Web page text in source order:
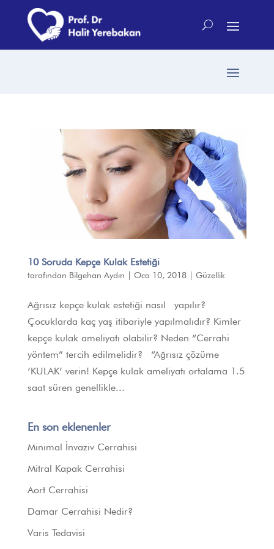
10 Soruda Kepçe Kulak Estetiği
tarafından Bilgehan Aydın Oca 10, 2018| Güzellik
Ağrısız kepçe kulak estetiği nasıl yapılır?
Çocuklarda kaç yaş itibariyle yapılmalıdır? Kimler
kepçe kulak ameliyatı olabilir? Neden “Cerrahi
yöntem” tercih edilmelidir? “Ağrısız çözüme
‘KULAK’ verin! Kepçe kulak ameliyatı ortalama 1.5
saat süren genellikle...
En son eklenenler
Minimal İnvaziv Cerrahisi
Mitral Kapak Cerrahisi
Aort Cerrahisi
Damar Cerrahisi Nedir?
Varis Tedavisi